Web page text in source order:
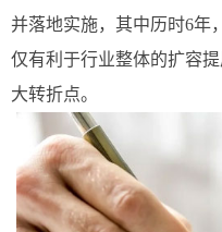
并落地实施，其中历时6年
仅有利于行业整体的扩容
大转折点。